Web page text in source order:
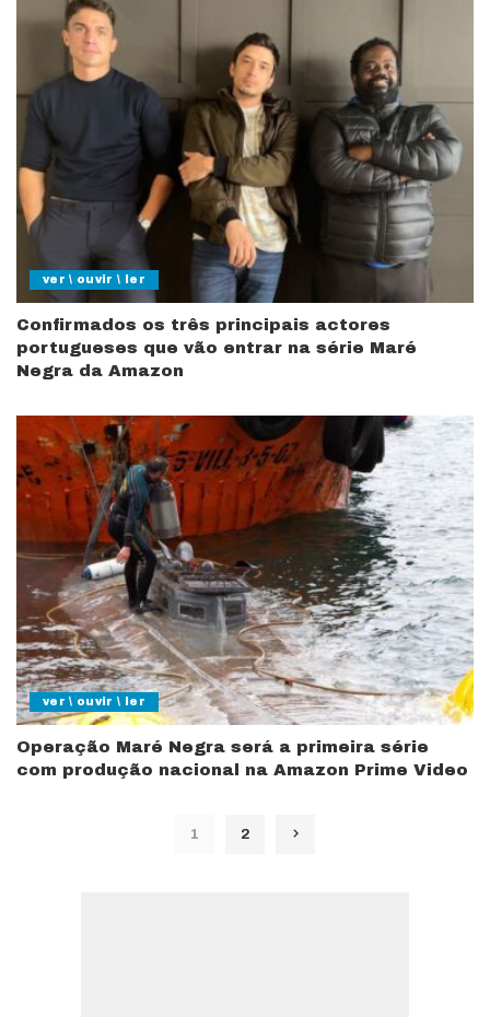
ver \ ouvir \ ler
Confirmados os três principais actores
portugueses que vão entrar na série Maré
Negra da Amazon
ver \ ouvir \ ler
Operação Maré Negra será a primeira série
com produção nacional na Amazon Prime Video
1 2